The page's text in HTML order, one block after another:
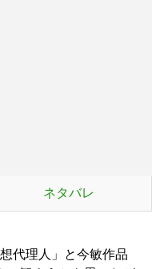
ネタバレ
代理人」と今敏作品